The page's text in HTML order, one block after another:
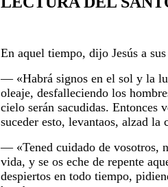
En aquel tiempo, dijo Jesús a
― «Habrá signos en el sol y la
oleaje, desfalleciendo los
cielo serán sacudidas. Entonces
suceder esto, levantaos, alzad la
― «Tened cuidado de vosotros,
vida, y se os eche de repente
despiertos en todo tiempo,